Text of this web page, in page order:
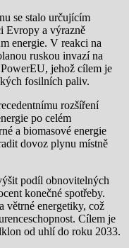
se stalo určujícím
Evropy a výrazně
energie. V reakci na
ruskou invazí na
jehož cílem je
fosilních paliv.
rozšíření
po celém
a biomasové energie
dovoz plynu místně
podíl obnovitelných
konečné spotřeby.
větrné energetiky, což
Cílem je
od uhlí do roku 2033.